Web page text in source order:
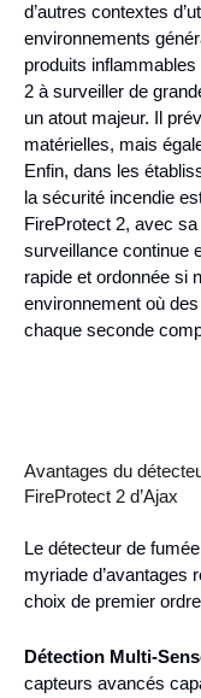
d’autres contextes
environnements
produits
2 à surveiller de
un atout majeur. Il
matérielles, mais
Enfin, dans les
la sécurité incendie
FireProtect 2, avec
surveillance continue
rapide et ordonnée si
environnement où
chaque seconde
Avantages du
FireProtect 2 d’Ajax
Le détecteur de
myriade d’avantages
choix de premier
Détection Multi-
capteurs avancés